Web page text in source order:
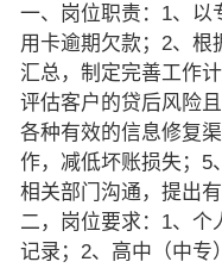
一、岗位职责：1、以
用卡逾期欠款；2、根
汇总，制定完善工作
评估客户的贷后风险
各种有效的信息修复
作，减低坏账损失；5
相关部门沟通，提出
二，岗位要求：1、个
记录；2、高中（中专